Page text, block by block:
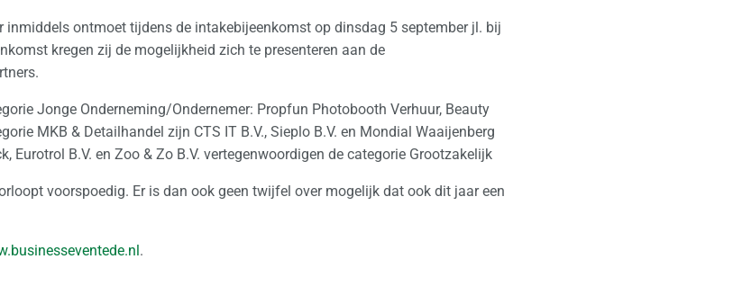
inmiddels ontmoet tijdens de intakebijeenkomst op dinsdag 5 september jl. bij
kregen zij de mogelijkheid zich te presenteren aan de
Jonge Onderneming/Ondernemer: Propfun Photobooth Verhuur, Beauty
MKB & Detailhandel zijn CTS IT B.V., Sieplo B.V. en Mondial Waaijenberg
Eurotrol B.V. en Zoo & Zo B.V. vertegenwoordigen de categorie Grootzakelijk
voorspoedig. Er is dan ook geen twijfel over mogelijk dat ook dit jaar een
.